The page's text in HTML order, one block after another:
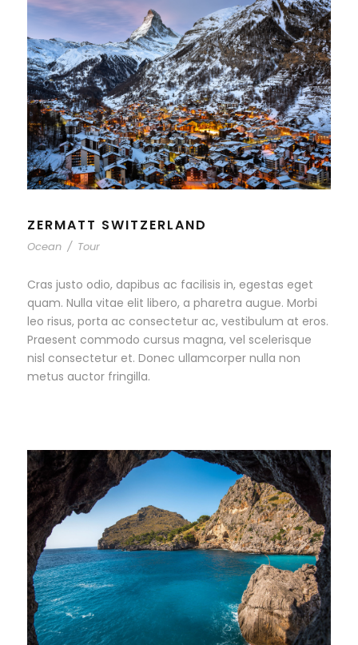
ZERMATT SWITZERLAND
Ocean / Tour
Cras justo odio, dapibus ac facilisis in, egestas eget
quam. Nulla vitae elit libero, a pharetra augue. Morbi
leo risus, porta ac consectetur ac, vestibulum at eros.
Praesent commodo cursus magna, vel scelerisque
nisl consectetur et. Donec ullamcorper nulla non
metus auctor fringilla.